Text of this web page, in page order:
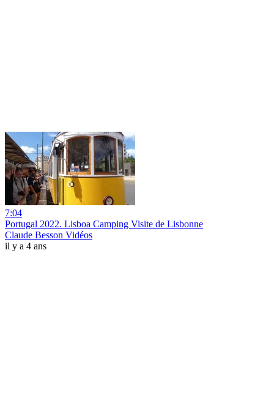
7:04
Portugal 2022. Lisboa Camping Visite de Lisbonne
Claude Besson Vidéos
il y a 4 ans